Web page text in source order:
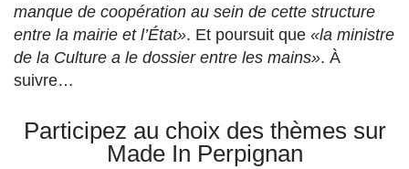
manque de coopération au sein de cette structure
entre la mairie et l’État». Et poursuit que «la ministre
de la Culture a le dossier entre les mains». À
suivre…
Participez au choix des thèmes sur
Made In Perpignan